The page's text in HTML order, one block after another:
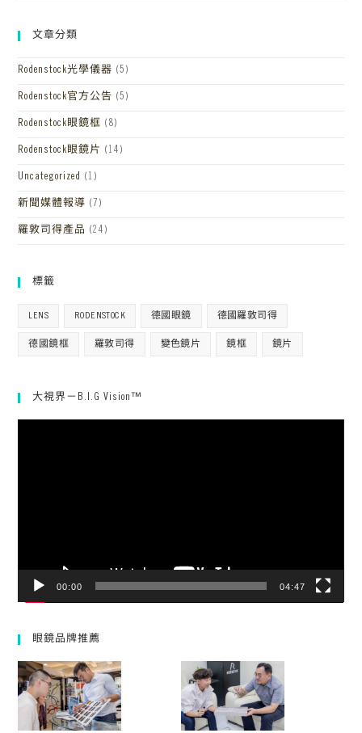
文章分類
Rodenstock光學儀器 (5)
Rodenstock官方公告 (5)
Rodenstock眼鏡框 (8)
Rodenstock眼鏡片 (14)
Uncategorized (1)
新聞媒體報導 (7)
羅敦司得產品 (24)
標籤
LENS RODENSTOCK 德國眼鏡 德國羅敦司得
德國鏡框 羅敦司得 變色鏡片 鏡框 鏡片
大視界－B.I.G Vision™
00:00 04:47
眼鏡品牌推薦